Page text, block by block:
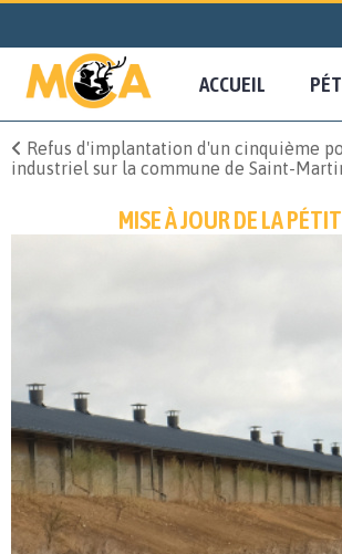
ACCUEIL
Refus d'implantation d'un cinquième
industriel sur la commune de Saint-
MISE À JOUR DE LA